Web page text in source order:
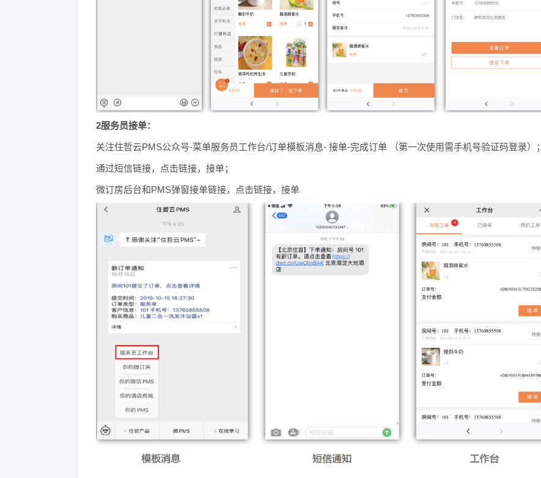
2服务员接单：
关注住哲云PMS公众号-菜单服务员工作台/订单模板消息- 接单-完成订单 （第一次使用需手机号验证码登录）；
通过短信链接，点击链接，接单；
微订房后台和PMS弹窗接单链接，点击链接，接单